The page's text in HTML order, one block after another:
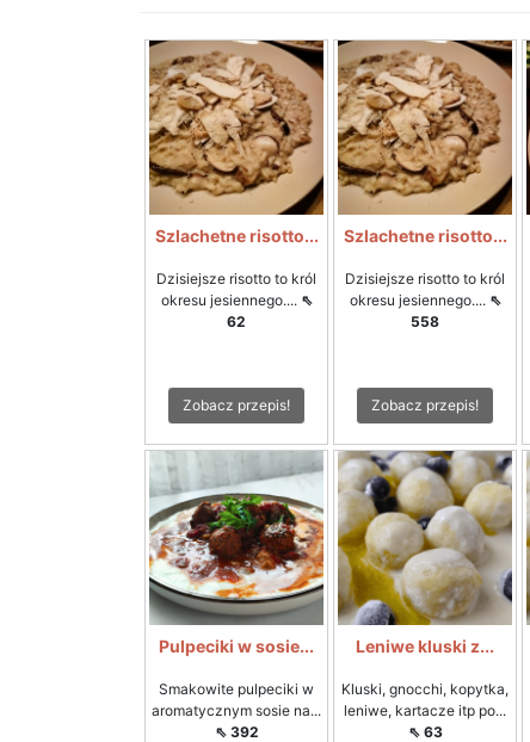
Szlachetne risotto...
Dzisiejsze risotto to król
okresu jesiennego.... ⇖
62
Zobacz przepis!
Szlachetne risotto...
Dzisiejsze risotto to król
okresu jesiennego.... ⇖
558
Zobacz przepis!
Pulpeciki w sosie...
Smakowite pulpeciki w
aromatycznym sosie na...
⇖ 392
Leniwe kluski z...
Kluski, gnocchi, kopytka,
leniwe, kartacze itp po...
⇖ 63